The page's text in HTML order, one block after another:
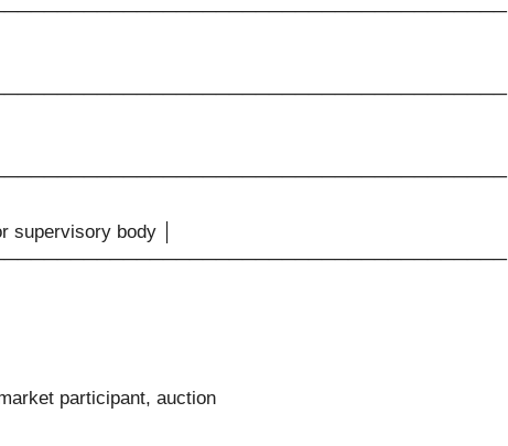
supervisory body │
participant, auction